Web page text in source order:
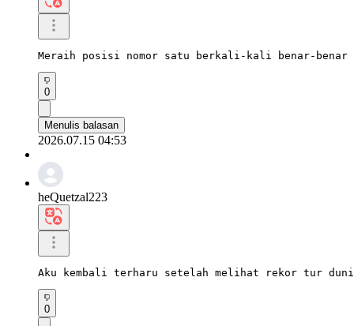
Meraih posisi nomor satu berkali-kali benar-benar
0
Menulis balasan
2026.07.15 04:53
heQuetzal223
Aku kembali terharu setelah melihat rekor tur
0